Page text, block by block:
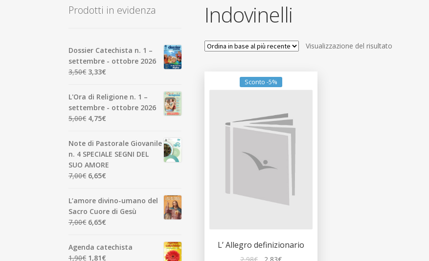
Indovinelli
Visualizzazione del risultato
Sconto -5%
L’ Allegro definizionario
Il
Prodotti in evidenza
Dossier Catechista n. 1 –
settembre - ottobre 2026
3,50€ Il
originale
era:
3,50€.
3,33€
attuale
è:
L'Ora di Religione n. 1 –
settembre - ottobre 2026
5,00€ Il
originale
era:
5,00€.
4,75€
attuale
è:
4,75€.
Note di Pastorale Giovanile
n. 4 SPECIALE SEGNI DEL
SUO AMORE
7,00€ Il
originale
era:
7,00€.
6,65€
attuale
L’amore divino-umano del
Sacro Cuore di Gesù
7,00€ Il
originale
era:
6,65€
attuale
Agenda catechista
1,90€ Il
1,81€